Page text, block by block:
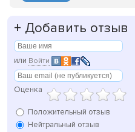
+ Добавить отзыв
или Войти
Оценка
Положительный отзыв
Нейтральный отзыв